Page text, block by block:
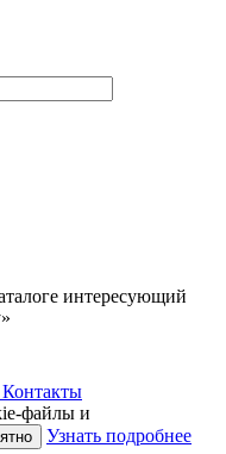
интересующий
Контакты
файлы и
Узнать подробнее